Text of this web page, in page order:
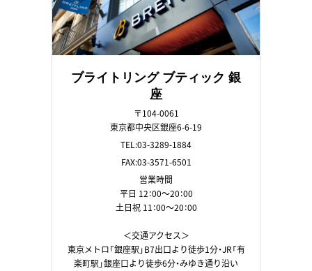
ブライトリング ブティック 銀
座
〒104-0061
東京都中央区銀座6-6-19
TEL:03-3289-1884
FAX:03-3571-6501
営業時間
平日 12：00～20：00
土日祝 11：00～20：00
＜交通アクセス＞
東京メトロ「銀座駅」B7出口より徒歩1分・JR「有
楽町駅」銀座口より徒歩6分・みゆき通り沿い